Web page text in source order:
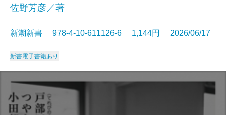
佐野芳彦／著
新潮新書 978-4-10-611126-6 1,144円 2026/06/17
新書電子書籍あり